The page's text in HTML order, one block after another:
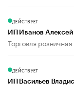
ДЕЙСТВУЕТ
ИП Иванов
Торговля
ДЕЙСТВУЕТ
ИП Васильев